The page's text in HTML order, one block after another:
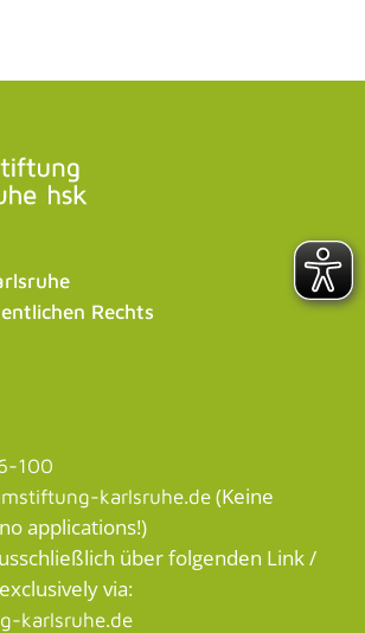
Rechts
100
karlsruhe.de (Keine
applications!)
über folgenden Link /
via:
karlsruhe.de